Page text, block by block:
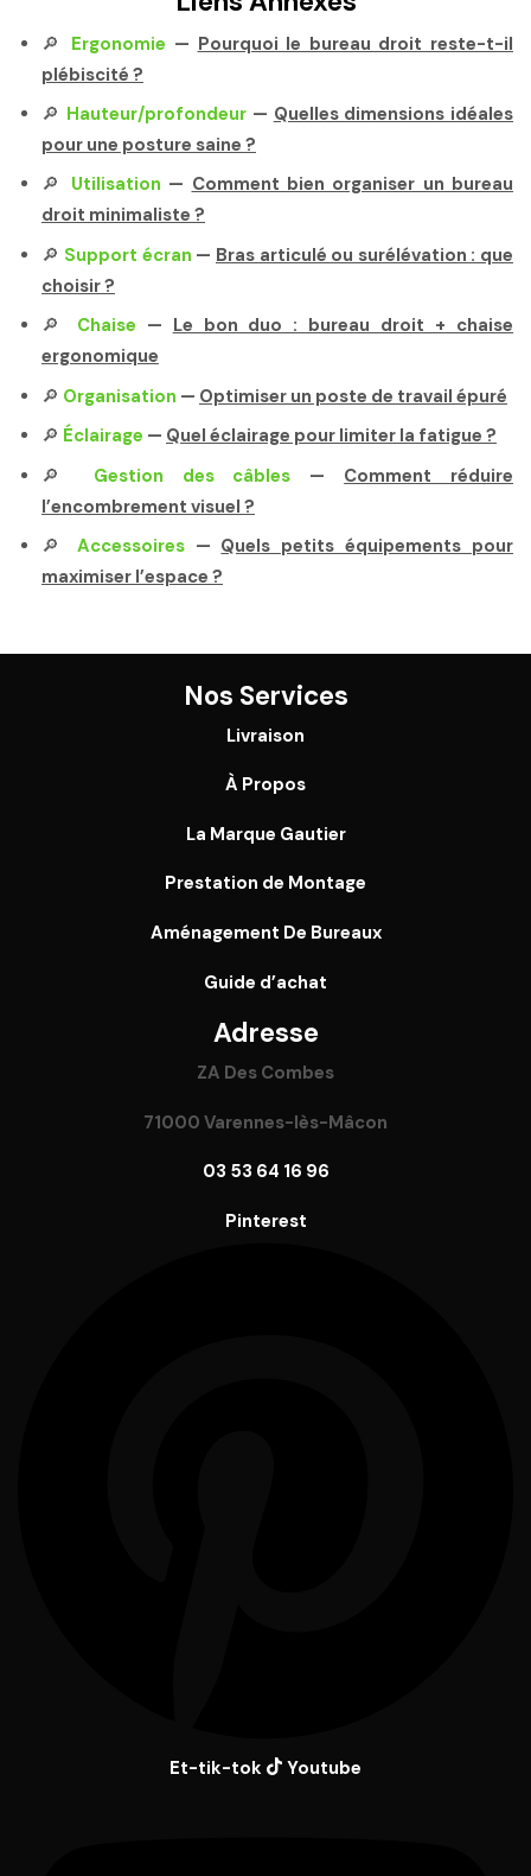
🔎 Ergonomie — Pourquoi le bureau droit reste-t-il
plébiscité ?
🔎 Hauteur/profondeur — Quelles dimensions idéales
pour une posture saine ?
🔎 Utilisation — Comment bien organiser un bureau
droit minimaliste ?
🔎 Support écran — Bras articulé ou surélévation : que
choisir ?
🔎 Chaise — Le bon duo : bureau droit + chaise
ergonomique
🔎 Organisation — Optimiser un poste de travail épuré
🔎 Éclairage — Quel éclairage pour limiter la fatigue ?
🔎 Gestion des câbles — Comment réduire
l’encombrement visuel ?
🔎 Accessoires — Quels petits équipements pour
maximiser l’espace ?
Nos Services
Livraison
À Propos
La Marque Gautier
Prestation de Montage
Aménagement De Bureaux
Guide d’achat
Adresse
ZA Des Combes
71000 Varennes-lès-Mâcon
03 53 64 16 96
Pinterest
Et-tik-tok Youtube